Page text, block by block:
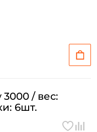
/ вес:
6шт.